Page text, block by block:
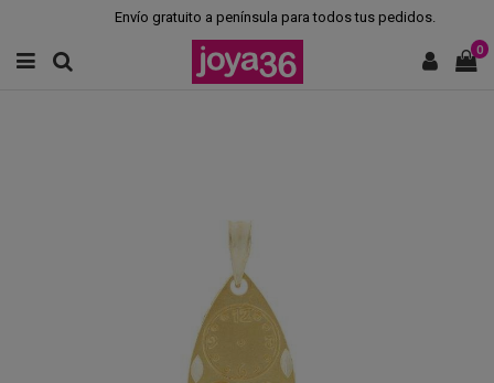
Envío gratuito a península para todos tus pedidos.
0